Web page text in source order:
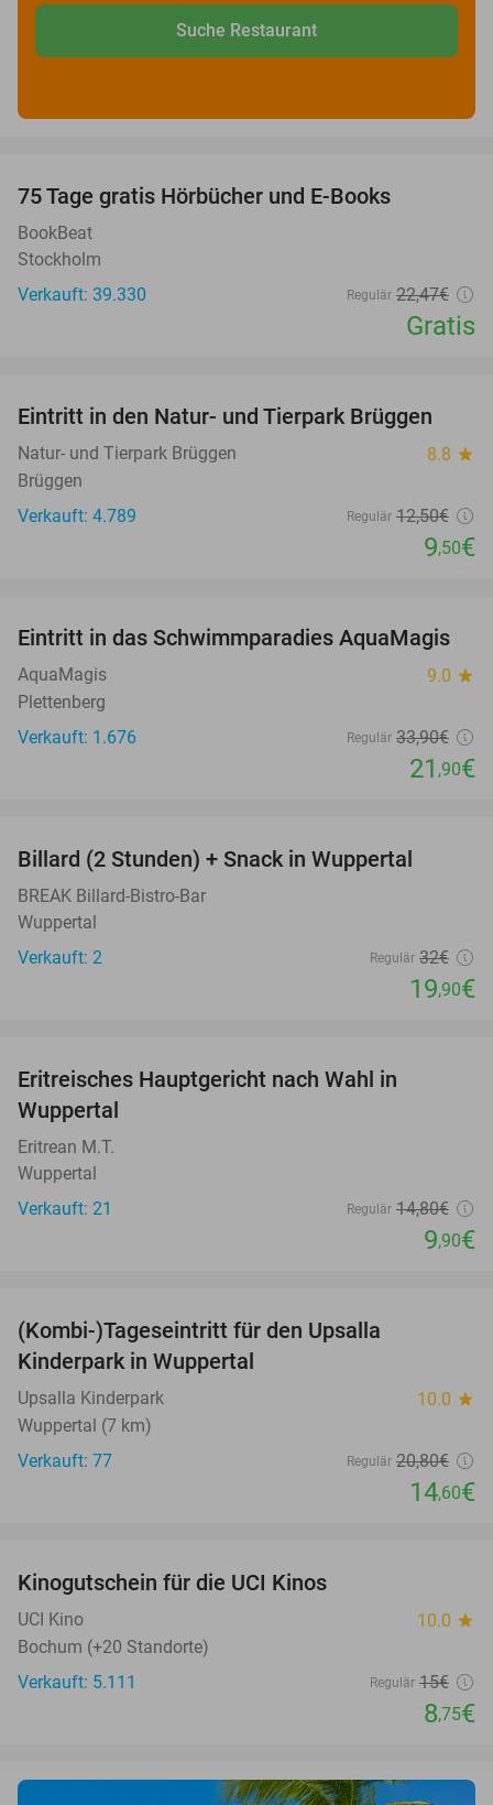
Suche Restaurant
75 Tage gratis Hörbücher und E-Books
BookBeat
Stockholm
Verkauft: 39.330
Regulär 22,47€
Gratis
24%
Eintritt in den Natur- und Tierpark Brüggen
Natur- und Tierpark Brüggen 8.8 star
Brüggen
Verkauft: 4.789
Regulär 12,50€
9,50€
35%
Eintritt in das Schwimmparadies AquaMagis
AquaMagis 9.0 star
Plettenberg
Verkauft: 1.676
Regulär 33,90€
21 ,90€
Billard (2 Stunden) + Snack in Wuppertal
BREAK Billard-Bistro-Bar
Wuppertal
Verkauft: 2
Regulär 32€
19,90€
Eritreisches Hauptgericht nach Wahl in
Wuppertal
Eritrean M.T.
Wuppertal
Verkauft: 21
Regulär 14,80€
9,90€
(Kombi-)Tageseintritt für den Upsalla
Kinderpark in Wuppertal
Upsalla Kinderpark 10.0 star
Wuppertal (7 km)
Verkauft: 77
Regulär 20,80€
14,60€
Kinogutschein für die UCI Kinos
UCI Kino 10.0 star
Bochum (+20 Standorte)
Verkauft: 5.111
Regulär 15€
8,75€